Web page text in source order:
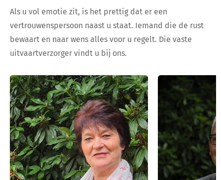
Als u vol emotie zit, is het prettig dat er een
vertrouwenspersoon naast u staat. Iemand die de rust
bewaart en naar wens alles voor u regelt. Die vaste
uitvaartverzorger vindt u bij ons.